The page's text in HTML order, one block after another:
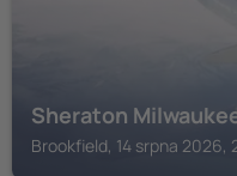
Sheraton
Brookfield, 14 srpna 2026,